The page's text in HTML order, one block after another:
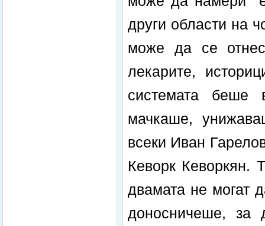
други области на
може да се
лекарите,
системата беше
мачкаше,
всеки Иван
Кеворк Кеворкян.
двамата не могат
доносничеше, за